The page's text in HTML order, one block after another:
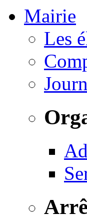
Mairie
Les